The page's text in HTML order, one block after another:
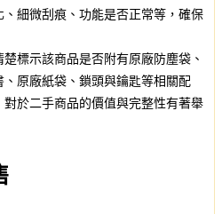
細微刮痕、功能是否正常等，確保
標示該商品是否附有原廠防塵袋、
原廠紙袋、鎖頭與鑰匙等相關配
於二手商品的價值與完整性有著舉